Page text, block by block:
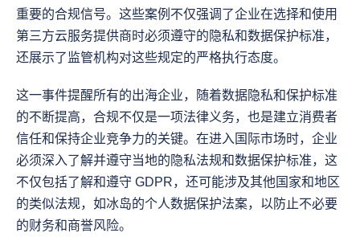
重要的合规信号。这些案例不仅强调了企业在选择和使用
第三方云服务提供商时必须遵守的隐私和数据保护标准，
还展示了监管机构对这些规定的严格执行态度。
这一事件提醒所有的出海企业，随着数据隐私和保护标准
的不断提高，合规不仅是一项法律义务，也是建立消费者
信任和保持企业竞争力的关键。在进入国际市场时，企业
必须深入了解并遵守当地的隐私法规和数据保护标准，这
不仅包括了解和遵守 GDPR，还可能涉及其他国家和地区
的类似法规，如冰岛的个人数据保护法案，以防止不必要
的财务和商誉风险。